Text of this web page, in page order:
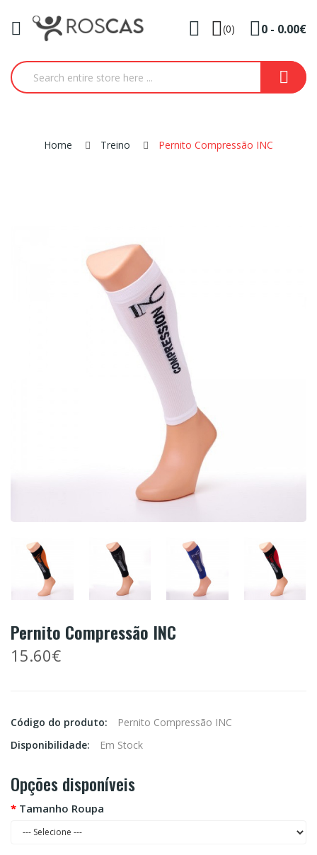
(0) 0 - 0.00€
Home Treino Pernito Compressão INC
Pernito Compressão INC
15.60€
Código do produto:
Pernito Compressão INC
Disponibilidade:
Em Stock
Opções disponíveis
Tamanho Roupa